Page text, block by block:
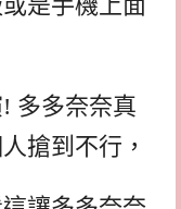
多多奈奈真
搶到不行，